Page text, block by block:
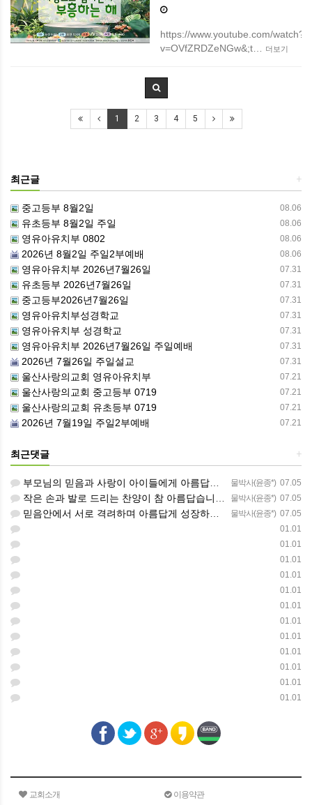
https://www.youtube.com/watch?
v=OVfZRDZeNGw&;t…
더보기
1 2 3 4 5
+
최근글
08.06
중고등부 8월2일
08.06
유초등부 8월2일 주일
08.06
영유아유치부 0802
08.06
2026년 8월2일 주일2부예배
07.31
영유아유치부 2026년7월26일
07.31
유초등부 2026년7월26일
07.31
중고등부2026년7월26일
07.31
영유아유치부성경학교
07.31
영유아유치부 성경학교
07.31
영유아유치부 2026년7월26일 주일예배
07.31
2026년 7월26일 주일설교
07.21
울산사랑의교회 영유아유치부
07.21
울산사랑의교회 중고등부 0719
07.21
울산사랑의교회 유초등부 0719
07.21
2026년 7월19일 주일2부예배
+
최근댓글
물박사(윤종*) 07.05
부모님의 믿음과 사랑이 아이들에게 아름답게 이어지길 축복합니다
물박사(윤종*) 07.05
작은 손과 발로 드리는 찬양이 참 아름답습니다 하나님의 사랑이 늘 함께하길 기도합니다
물박사(윤종*) 07.05
믿음안에서 서로 격려하며 아름답게 성장하는 중고등부가 되길 응원합니다
01.01
01.01
01.01
01.01
01.01
01.01
01.01
01.01
01.01
01.01
01.01
01.01
교회소개 이용약관